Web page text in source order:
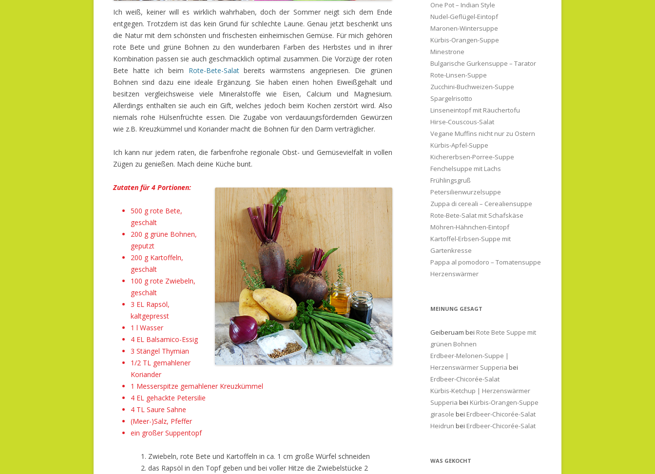
Ich weiß, keiner will es wirklich wahrhaben, doch der Sommer neigt sich dem Ende
entgegen. Trotzdem ist das kein Grund für schlechte Laune. Genau jetzt beschenkt uns
die Natur mit dem schönsten und frischesten einheimischen Gemüse. Für mich gehören
rote Bete und grüne Bohnen zu den wunderbaren Farben des Herbstes und in ihrer
Kombination passen sie auch geschmacklich optimal zusammen. Die Vorzüge der roten
Bete hatte ich beim Rote-Bete-Salatbereits wärmstens angepriesen. Die grünen
Bohnen sind dazu eine ideale Ergänzung. Sie haben einen hohen Eiweißgehalt und
besitzen vergleichsweise viele Mineralstoffe wie Eisen, Calcium und Magnesium.
Allerdings enthalten sie auch ein Gift, welches jedoch beim Kochen zerstört wird. Also
niemals rohe Hülsenfrüchte essen. Die Zugabe von verdauungsfördernden Gewürzen
wie z.B. Kreuzkümmel und Koriander macht die Bohnen für den Darm verträglicher.
Ich kann nur jedem raten, die farbenfrohe regionale Obst- und Gemüsevielfalt in vollen
Zügen zu genießen. Mach deine Küche bunt.
Zutaten für 4 Portionen:
500 g rote Bete,
geschält
200 g grüne Bohnen,
geputzt
200 g Kartoffeln,
geschält
100 g rote Zwiebeln,
geschält
3 EL Rapsöl,
kaltgepresst
1 l Wasser
4 EL Balsamico-Essig
3 Stängel Thymian
1/2 TL gemahlener
Koriander
1 Messerspitze gemahlener Kreuzkümmel
4 EL gehackte Petersilie
4 TL Saure Sahne
(Meer-)Salz, Pfeffer
ein großer Suppentopf
Zwiebeln, rote Bete und Kartoffeln in ca. 1 cm große Würfel schneiden
das Rapsöl in den Topf geben und bei voller Hitze die Zwiebelstücke 2
One Pot – Indian Style
Nudel-Geflügel-Eintopf
Maronen-Wintersuppe
Kürbis-Orangen-Suppe
Minestrone
Bulgarische Gurkensuppe – Tarator
Rote-Linsen-Suppe
Zucchini-Buchweizen-Suppe
Spargelrisotto
Linseneintopf mit Räuchertofu
Hirse-Couscous-Salat
Vegane Muffins nicht nur zu Ostern
Kürbis-Apfel-Suppe
Kichererbsen-Porree-Suppe
Fenchelsuppe mit Lachs
Frühlingsgruß
Petersilienwurzelsuppe
Zuppa di cereali – Cerealiensuppe
Rote-Bete-Salat mit Schafskäse
Möhren-Hähnchen-Eintopf
Kartoffel-Erbsen-Suppe mit
Gartenkresse
Pappa al pomodoro – Tomatensuppe
Herzenswärmer
MEINUNG GESAGT
Geiberuam bei Rote Bete Suppe mit
grünen Bohnen
Erdbeer-Melonen-Suppe |
Herzenswärmer Supperia bei
Erdbeer-Chicorée-Salat
Kürbis-Ketchup | Herzenswärmer
Supperia bei Kürbis-Orangen-Suppe
girasole bei Erdbeer-Chicorée-Salat
Heidrun bei Erdbeer-Chicorée-Salat
WAS GEKOCHT